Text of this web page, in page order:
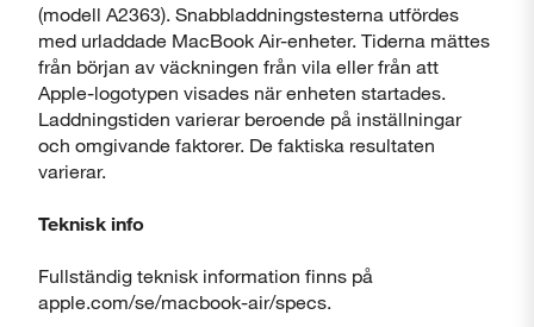
(modell A2363). Snabbladdningstesterna utfördes
med urladdade MacBook Air-enheter. Tiderna mättes
från början av väckningen från vila eller från att
Apple-logotypen visades när enheten startades.
Laddningstiden varierar beroende på inställningar
och omgivande faktorer. De faktiska resultaten
varierar.
Teknisk info
Fullständig teknisk information finns på
apple.com/se/macbook-air/specs.